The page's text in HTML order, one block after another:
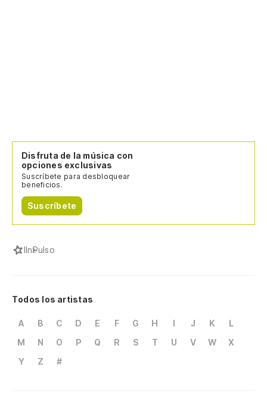
Disfruta de la música con
opciones exclusivas
Suscríbete para desbloquear
beneficios.
Suscríbete
IInPulso
Todos los artistas
A B C D E F G H I J K
L
M
N O P Q R S T U V W
X
Y
Z #